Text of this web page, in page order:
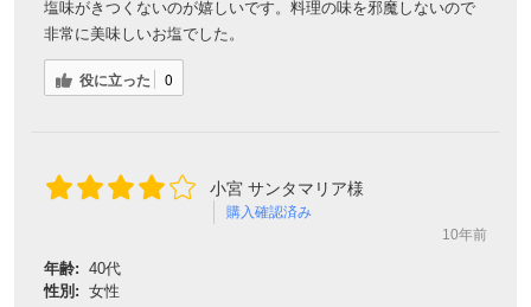
塩味がきつくないのが嬉しいです。料理の味を邪魔しないので
非常に美味しいお塩でした。
役に立った 0
小宮 サンタマリア様
購入確認済み
10年前
年齢: 40代
性別: 女性